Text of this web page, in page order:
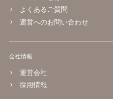
よくあるご質問
運営へのお問い合わせ
会社情報
運営会社
採用情報